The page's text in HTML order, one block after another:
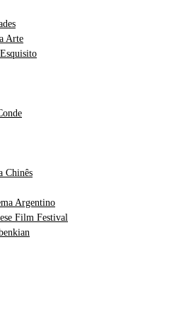
Arte
Chinês
Argentino
Film Festival